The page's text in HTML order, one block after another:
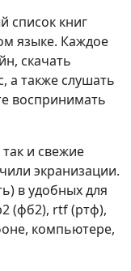
список книг
языке. Каждое
скачать
а также слушать
воспринимать
и свежие
экранизации.
в удобных для
(фб2), rtf (ртф),
компьютере,